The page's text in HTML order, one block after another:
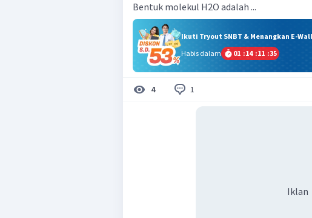
Bentuk molekul H2O adalah ...
Ikuti Tryout SNBT & Menangkan E-
Habis dalam
01 :14 :11 :35
4 1
Iklan